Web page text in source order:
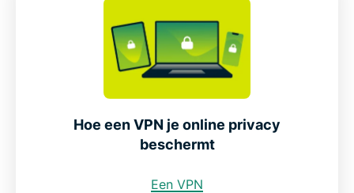
Hoe een VPN je online privacy
beschermt
Een VPN